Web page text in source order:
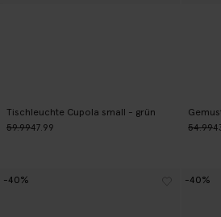
Tischleuchte Cupola small - grün
59.9947.99
54.99
-40% -40%